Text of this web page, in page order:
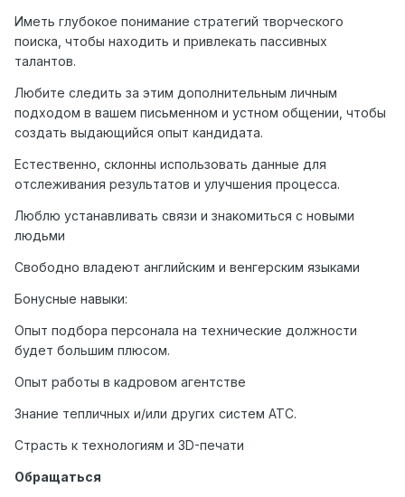
Иметь глубокое понимание стратегий творческого
поиска, чтобы находить и привлекать пассивных
талантов.
Любите следить за этим дополнительным личным
подходом в вашем письменном и устном общении, чтобы
создать выдающийся опыт кандидата.
Естественно, склонны использовать данные для
отслеживания результатов и улучшения процесса.
Люблю устанавливать связи и знакомиться с новыми
людьми
Свободно владеют английским и венгерским языками
Бонусные навыки:
Опыт подбора персонала на технические должности
будет большим плюсом.
Опыт работы в кадровом агентстве
Знание тепличных и/или других систем АТС.
Страсть к технологиям и 3D-печати
Обращаться